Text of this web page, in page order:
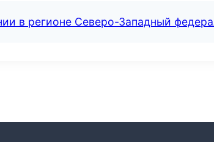
в регионе Северо-Западный